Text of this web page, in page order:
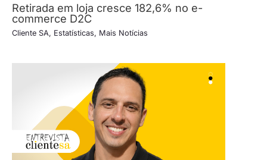
Retirada em loja cresce 182,6% no e-
commerce D2C
Cliente SA, Estatísticas, Mais Notícias